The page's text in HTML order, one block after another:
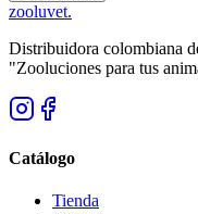
zooluvet.
Distribuidora colombiana
"Zooluciones para tus
Catálogo
Tienda